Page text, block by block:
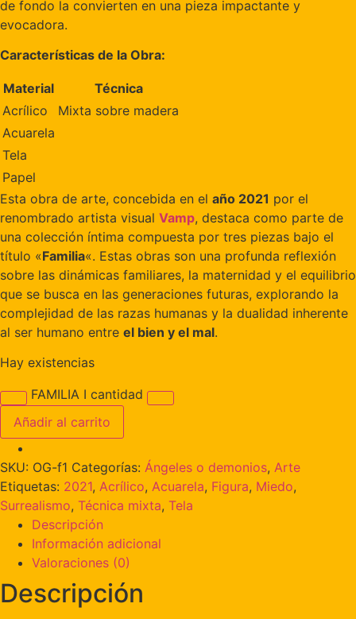
de fondo la convierten en una pieza impactante y
evocadora.
Características de la Obra:
Material
Técnica
Acrílico
Mixta sobre madera
Acuarela
Tela
Papel
Esta obra de arte, concebida en el año 2021 por el
renombrado artista visual Vamp, destaca como parte de
una colección íntima compuesta por tres piezas bajo el
título «Familia«. Estas obras son una profunda reflexión
sobre las dinámicas familiares, la maternidad y el equilibrio
que se busca en las generaciones futuras, explorando la
complejidad de las razas humanas y la dualidad inherente
al ser humano entre el bien y el mal.
Hay existencias
FAMILIA I cantidad
Añadir al carrito
SKU: OG-f1 Categorías: Ángeles o demonios, Arte
Etiquetas: 2021, Acrílico, Acuarela, Figura, Miedo,
Surrealismo, Técnica mixta, Tela
Descripción
Información adicional
Valoraciones (0)
Descripción